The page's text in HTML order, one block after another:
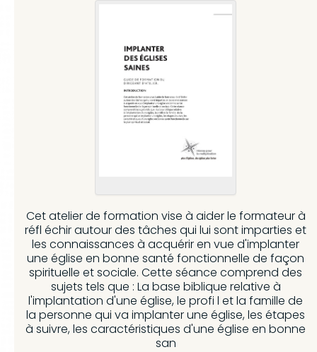
Cet atelier de formation vise à aider le formateur à
réfl échir autour des tâches qui lui sont imparties et
les connaissances à acquérir en vue d'implanter
une église en bonne santé fonctionnelle de façon
spirituelle et sociale. Cette séance comprend des
sujets tels que : La base biblique relative à
l'implantation d'une église, le profi l et la famille de
la personne qui va implanter une église, les étapes
à suivre, les caractéristiques d'une église en bonne
san